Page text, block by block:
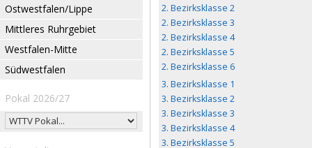
Ostwestfalen/Lippe
Mittleres Ruhrgebiet
Westfalen-Mitte
Südwestfalen
Pokal 2026/27
2. Bezirksklasse 2
2. Bezirksklasse 3
2. Bezirksklasse 4
2. Bezirksklasse 5
2. Bezirksklasse 6
3. Bezirksklasse 1
3. Bezirksklasse 2
3. Bezirksklasse 3
3. Bezirksklasse 4
3. Bezirksklasse 5